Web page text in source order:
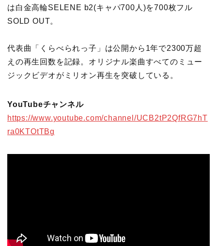
は白金高輪SELENE b2(キャパ700人)を700枚フル
SOLD OUT。
代表曲「くらべられっ子」は公開から1年で2300万超
えの再生回数を記録。オリジナル楽曲すべてのミュー
ジックビデオがミリオン再生を突破している。
YouTubeチャンネル
https://www.youtube.com/channel/UCB2tP2QfRG7hT
ra0KTOtTBg